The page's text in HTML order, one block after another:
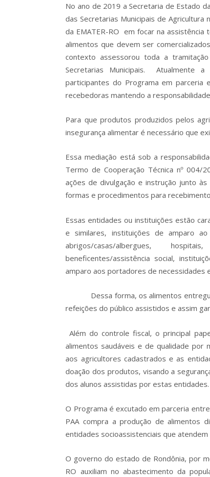
No ano de 2019 a Secretaria de Estado
das Secretarias Municipais de Agricultura
da EMATER-RO em focar na assistência
alimentos que devem ser
contexto assessorou toda a
Secretarias Municipais. Atualmente a
participantes do Programa em parceria
recebedoras mantendo a
Para que produtos produzidos pelos
insegurança alimentar é necessário que
Essa mediação está sob a
Termo de Cooperação Técnica nº 004/
ações de divulgação e instrução junto
formas e procedimentos para
Essas entidades ou instituições estão
e similares, instituições de amparo
abrigos/casas/albergues,
beneficentes/assistência social,
amparo aos portadores de necessidades
Dessa forma, os alimentos entregues
refeições do público assistidos e assim
Além do controle fiscal, o principal
alimentos saudáveis e de qualidade por
aos agricultores cadastrados e as
doação dos produtos, visando a
dos alunos assistidas por estas entidades.
O Programa é excutado em parceria
PAA compra a produção de alimentos
entidades socioassistenciais que
O governo do estado de Rondônia, por
RO auxiliam no abastecimento da